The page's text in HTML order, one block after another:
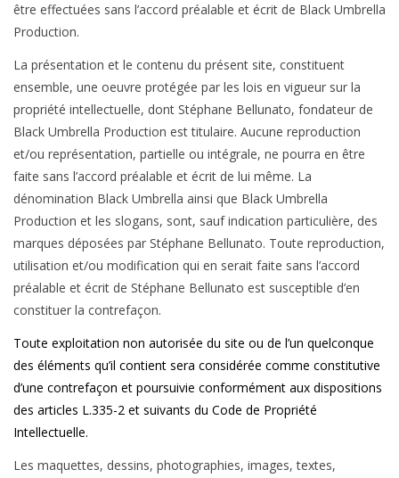
être effectuées sans l’accord préalable et écrit de Black Umbrella
Production.
La présentation et le contenu du présent site, constituent
ensemble, une oeuvre protégée par les lois en vigueur sur la
propriété intellectuelle, dont Stéphane Bellunato, fondateur de
Black Umbrella Production est titulaire. Aucune reproduction
et/ou représentation, partielle ou intégrale, ne pourra en être
faite sans l’accord préalable et écrit de lui même. La
dénomination Black Umbrella ainsi que Black Umbrella
Production et les slogans, sont, sauf indication particulière, des
marques déposées par Stéphane Bellunato. Toute reproduction,
utilisation et/ou modification qui en serait faite sans l’accord
préalable et écrit de Stéphane Bellunato est susceptible d’en
constituer la contrefaçon.
Toute exploitation non autorisée du site ou de l’un quelconque
des éléments qu’il contient sera considérée comme constitutive
d’une contrefaçon et poursuivie conformément aux dispositions
des articles L.335-2 et suivants du Code de Propriété
Intellectuelle.
Les maquettes, dessins, photographies, images, textes,